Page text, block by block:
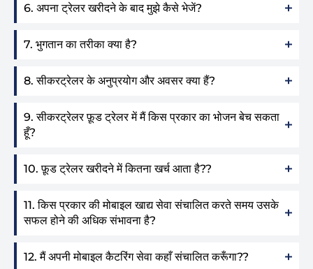
6. अपना ट्रेलर खरीदने के बाद मुझे कैसे भेजें?
7. भुगतान का तरीका क्या है?
8. सीकरट्रेलर के अनुप्रयोग और अवसर क्या हैं?
9. सीकरट्रेलर फ़ूड ट्रेलर में मैं किस प्रकार का भोजन बेच सकता
हूँ?
10. फ़ूड ट्रेलर खरीदने में कितना खर्च आता है??
11. किस प्रकार की मोबाइल खाद्य सेवा संचालित करते समय उसके
सफल होने की अधिक संभावना है?
12. मैं अपनी मोबाइल कैटरिंग सेवा कहाँ संचालित करूँगा??